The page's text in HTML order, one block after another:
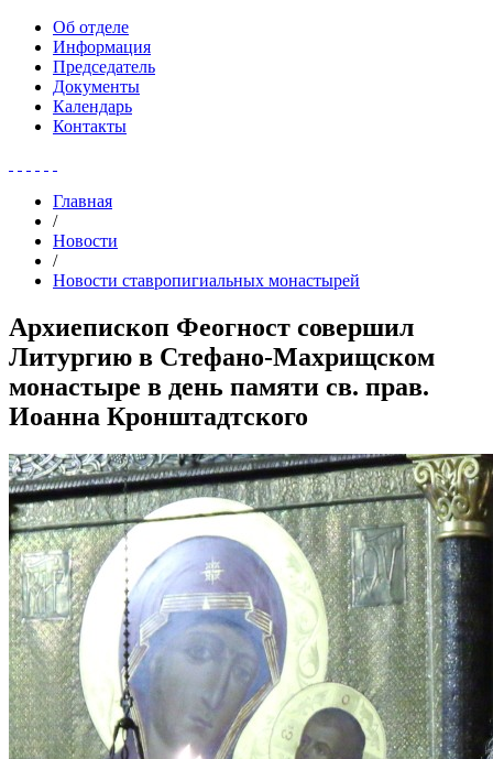
Об отделе
Информация
Председатель
Документы
Календарь
Контакты
Главная
/
Новости
/
Новости ставропигиальных монастырей
Архиепископ Феогност совершил
Литургию в Стефано-Махрищском
монастыре в день памяти св. прав.
Иоанна Кронштадтского